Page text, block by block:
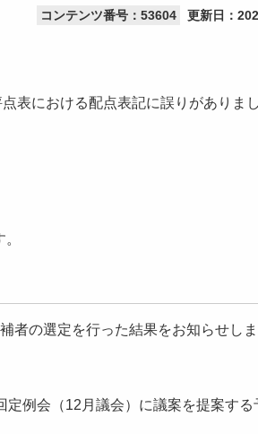
コンテンツ番号：53604 更新日：
表における配点表記に誤りがありま
者の選定を行った結果をお知らせし
例会（12月議会）に議案を提案する